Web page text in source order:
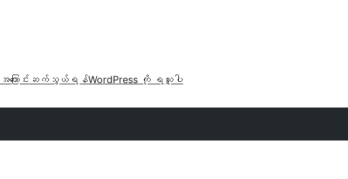
အကြောင်း ဆက်သွယ်ရန်WordPress ကို ရယူပါ